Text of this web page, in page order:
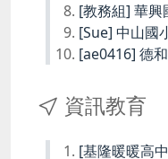
[教務組] 華興
[Sue] 中山國
[ae0416] 德
資訊教育
[基隆暖暖高